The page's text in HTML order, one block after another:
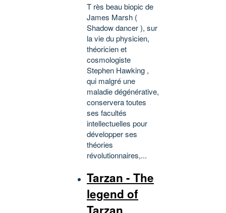
T rès beau biopic de
James Marsh (
Shadow dancer ), sur
la vie du physicien,
théoricien et
cosmologiste
Stephen Hawking ,
qui malgré une
maladie dégénérative,
conservera toutes
ses facultés
intellectuelles pour
développer ses
théories
révolutionnaires,...
Tarzan - The
legend of